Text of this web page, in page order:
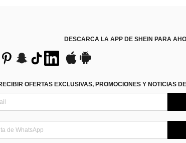
DESCARCA LA APP DE SHEIN PARA
OFERTAS EXCLUSIVAS, PROMOCIONES Y NOTICIAS